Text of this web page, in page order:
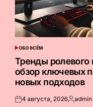
ОПУБЛИКОВАНО
В
ОБО ВСЁМ
Тренды ролевого
обзор ключевых
новых подходов
Опубликовано
4 августа, 2026Запись
admin